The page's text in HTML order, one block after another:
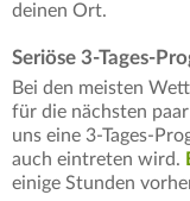
deinen Ort.
Seriöse 3-Tages-
Bei den meisten
für die nächsten
uns eine 3-Tages-
auch eintreten wird.
einige Stunden